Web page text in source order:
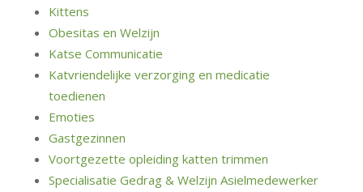
Kittens
Obesitas en Welzijn
Katse Communicatie
Katvriendelijke verzorging en medicatie
toedienen
Emoties
Gastgezinnen
Voortgezette opleiding katten trimmen
Specialisatie Gedrag & Welzijn Asielmedewerker